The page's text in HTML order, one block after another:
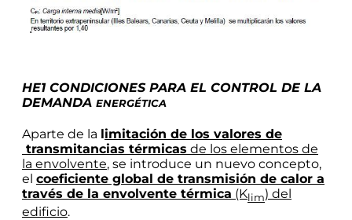
HE1 CONDICIONES PARA EL CONTROL DE LA
DEMANDA ENERGÉTICA
Aparte de la limitación de los valores de
transmitancias térmicas de los elementos de
la envolvente, se introduce un nuevo concepto,
el coeficiente global de transmisión de calor a
través de la envolvente térmica (Klim) del
edificio.